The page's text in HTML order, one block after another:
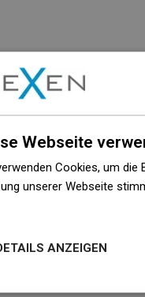
Webseite
Cookies, um
unserer Webseite
ANZEIGEN